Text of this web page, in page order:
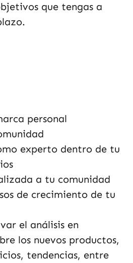
que tengas a
personal
experto dentro de tu
a tu comunidad
de crecimiento de tu
el análisis en
los nuevos productos,
tendencias, entre